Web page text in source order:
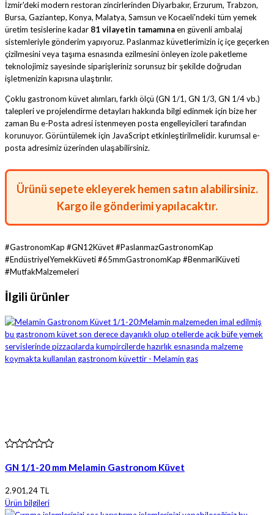
İzmir'deki modern restoran zincirlerinden Diyarbakır, Erzurum, Trabzon,
Bursa, Gaziantep, Konya, Malatya, Samsun ve Kocaeli'ndeki tüm yemek
üretim tesislerine kadar 81 vilayetin tamamınaen güvenli ambalaj
sistemleriyle gönderim yapıyoruz. Paslanmaz küvetlerimizin iç içe geçerken
çizilmesini veya taşıma esnasında ezilmesini önleyen izole paketleme
teknolojimiz sayesinde siparişleriniz sorunsuz bir şekilde doğrudan
işletmenizin kapısına ulaştırılır.
Çoklu gastronom küvet alımları, farklı ölçü (GN 1/1, GN 1/3, GN 1/4 vb.)
talepleri ve projelendirme detayları hakkında bilgi edinmek için bize her
zaman Bu e-Posta adresi istenmeyen posta engelleyicileri tarafından
korunuyor. Görüntülemek için JavaScript etkinleştirilmelidir. kurumsal e-
posta adresimiz üzerinden ulaşabilirsiniz.
Ürünü sepete ekleyerek hemen satın alabilirsiniz.
Kargo ile gönderimi yapılacaktır.
#GastronomKap #GN12Küvet #PaslanmazGastronomKap
#EndüstriyelYemekKüveti #65mmGastronomKap #BenmariKüveti
#MutfakMalzemeleri
İlgili ürünler
GN 1/1-20 mm Melamin Gastronom Küvet
2.901,24 TL
Ürün bilgileri